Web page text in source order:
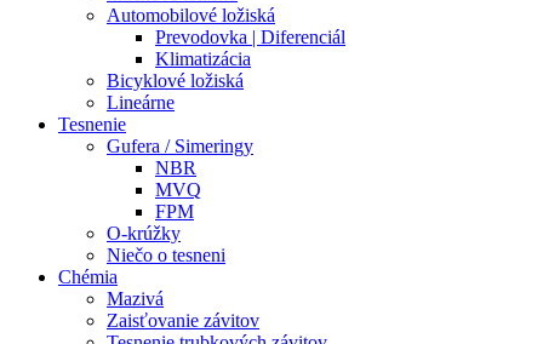
Automobilové ložiská
Prevodovka | Diferenciál
Klimatizácia
Bicyklové ložiská
Lineárne
Tesnenie
Gufera / Simeringy
NBR
MVQ
FPM
O-krúžky
Niečo o tesneni
Chémia
Mazivá
Zaisťovanie závitov